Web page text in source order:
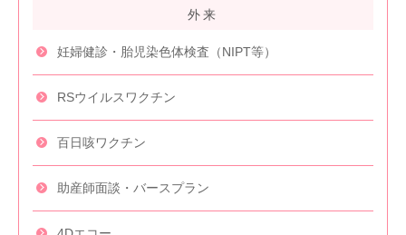
外来
妊婦健診 ・胎児染色体検査 （NIPT等）
RSウイルス ワクチン
百日咳ワクチン
助産師面談・ バースプラン